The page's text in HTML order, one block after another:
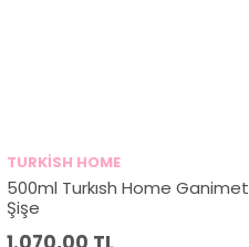
TURKİSH HOME
500ml Turkısh Home
Şişe